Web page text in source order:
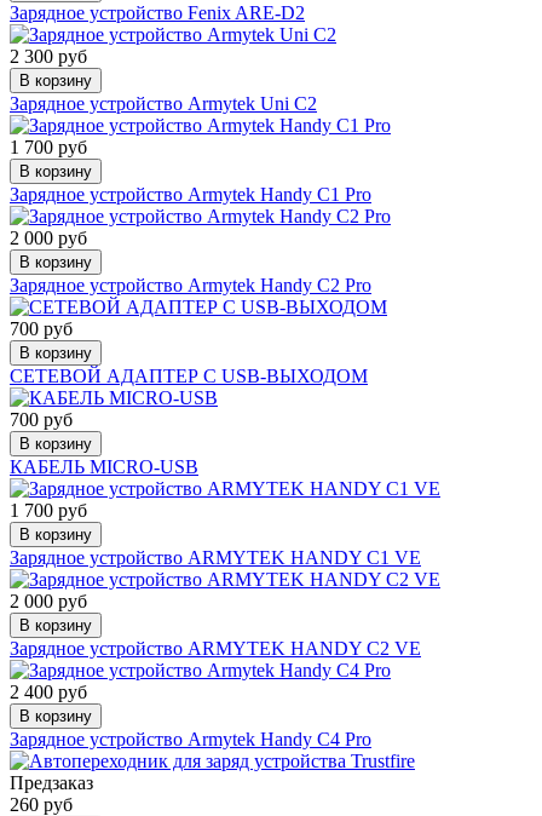
Зарядное устройство Fenix ARE-D2
2 300 руб
В корзину
Зарядное устройство Armytek Uni C2
1 700 руб
В корзину
Зарядное устройство Armytek Handy C1 Pro
2 000 руб
В корзину
Зарядное устройство Armytek Handy C2 Pro
700 руб
В корзину
СЕТЕВОЙ АДАПТЕР С USB-ВЫХОДОМ
700 руб
В корзину
КАБЕЛЬ MICRO-USB
1 700 руб
В корзину
Зарядное устройство ARMYTEK HANDY C1 VE
2 000 руб
В корзину
Зарядное устройство ARMYTEK HANDY C2 VE
2 400 руб
В корзину
Зарядное устройство Armytek Handy C4 Pro
Предзаказ
260 руб